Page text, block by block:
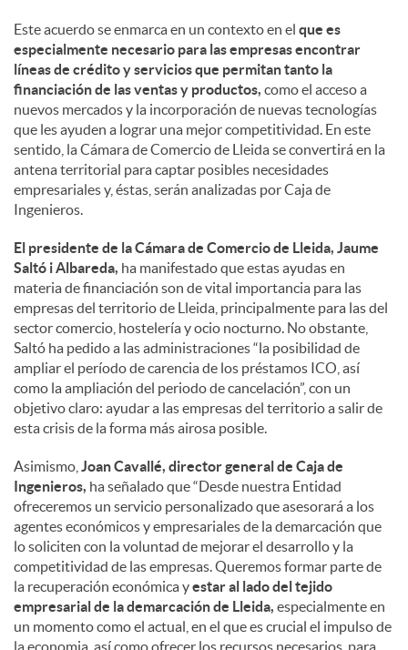
Este acuerdo se enmarca en un contexto en el que es
especialmente necesario para las empresas encontrar
líneas de crédito y servicios que permitan tanto la
financiación de las ventas y productos, como el acceso a
nuevos mercados y la incorporación de nuevas tecnologías
que les ayuden a lograr una mejor competitividad. En este
sentido, la Cámara de Comercio de Lleida se convertirá en la
antena territorial para captar posibles necesidades
empresariales y, éstas, serán analizadas por Caja de
Ingenieros.
El presidente de la Cámara de Comercio de Lleida, Jaume
Saltó i Albareda, ha manifestado que estas ayudas en
materia de financiación son de vital importancia para las
empresas del territorio de Lleida, principalmente para las del
sector comercio, hostelería y ocio nocturno. No obstante,
Saltó ha pedido a las administraciones “la posibilidad de
ampliar el período de carencia de los préstamos ICO, así
como la ampliación del periodo de cancelación”, con un
objetivo claro: ayudar a las empresas del territorio a salir de
esta crisis de la forma más airosa posible.
Asimismo, Joan Cavallé, director general de Caja de
Ingenieros, ha señalado que “Desde nuestra Entidad
ofreceremos un servicio personalizado que asesorará a los
agentes económicos y empresariales de la demarcación que
lo soliciten con la voluntad de mejorar el desarrollo y la
competitividad de las empresas. Queremos formar parte de
la recuperación económica yestar al lado del tejido
empresarial de la demarcación de Lleida, especialmente en
un momento como el actual, en el que es crucial el impulso de
la economia, así como ofrecer los recursos necesarios, para